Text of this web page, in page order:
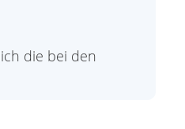
die bei den